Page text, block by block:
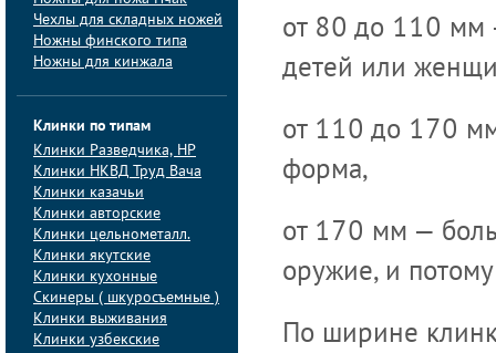
Чехлы для складных ножей
Ножны финского типа
Ножны для кинжала
Клинки по типам
Клинки Pазведчика, НP
Клинки НКВД Труд Вача
Клинки казачьи
Клинки авторские
Клинки цельнометалл.
Клинки якутские
Клинки кухонные
Скинеры ( шкуросъемные )
Клинки выживания
Клинки узбекские
от 80 до 110 мм
детей или
от 110 до 170
форма,
от 170 мм —
оружие, и
По ширине